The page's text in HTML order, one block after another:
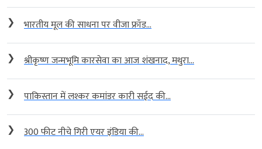
❯ भारतीय मूल की साधना पर वीजा फ्रॉड...
❯ श्रीकृष्ण जन्मभूमि कारसेवा का आज शंखनाद, मथुरा...
❯ पाकिस्तान में लश्कर कमांडर कारी सईद की...
❯ 300 फीट नीचे गिरी एयर इंडिया की...